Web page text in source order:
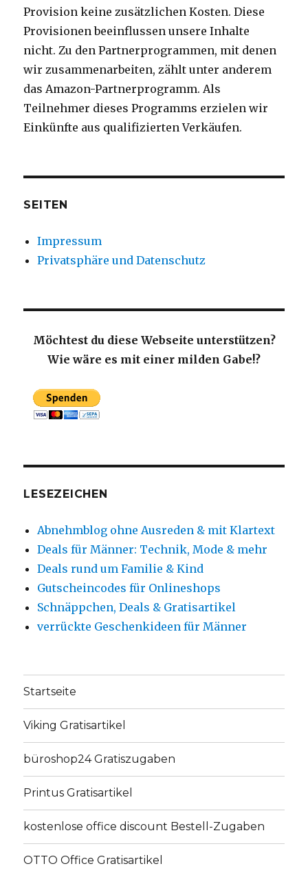
Provision keine zusätzlichen Kosten. Diese
Provisionen beeinflussen unsere Inhalte
nicht. Zu den Partnerprogrammen, mit denen
wir zusammenarbeiten, zählt unter anderem
das Amazon-Partnerprogramm. Als
Teilnehmer dieses Programms erzielen wir
Einkünfte aus qualifizierten Verkäufen.
SEITEN
Impressum
Privatsphäre und Datenschutz
Möchtest du diese Webseite unterstützen?
Wie wäre es mit einer milden Gabe!?
LESEZEICHEN
Abnehmblog ohne Ausreden & mit Klartext
Deals für Männer: Technik, Mode & mehr
Deals rund um Familie & Kind
Gutscheincodes für Onlineshops
Schnäppchen, Deals & Gratisartikel
verrückte Geschenkideen für Männer
Startseite
Viking Gratisartikel
büroshop24 Gratiszugaben
Printus Gratisartikel
kostenlose office discount Bestell-Zugaben
OTTO Office Gratisartikel